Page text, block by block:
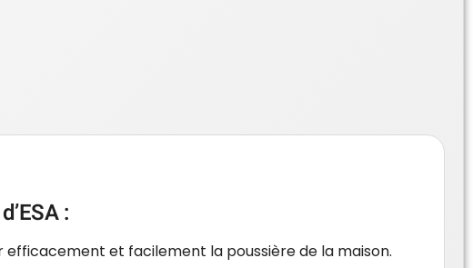
:
efficacement et facilement la poussière de la maison.